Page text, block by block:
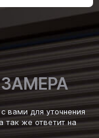
вами для уточнения
так же ответит на